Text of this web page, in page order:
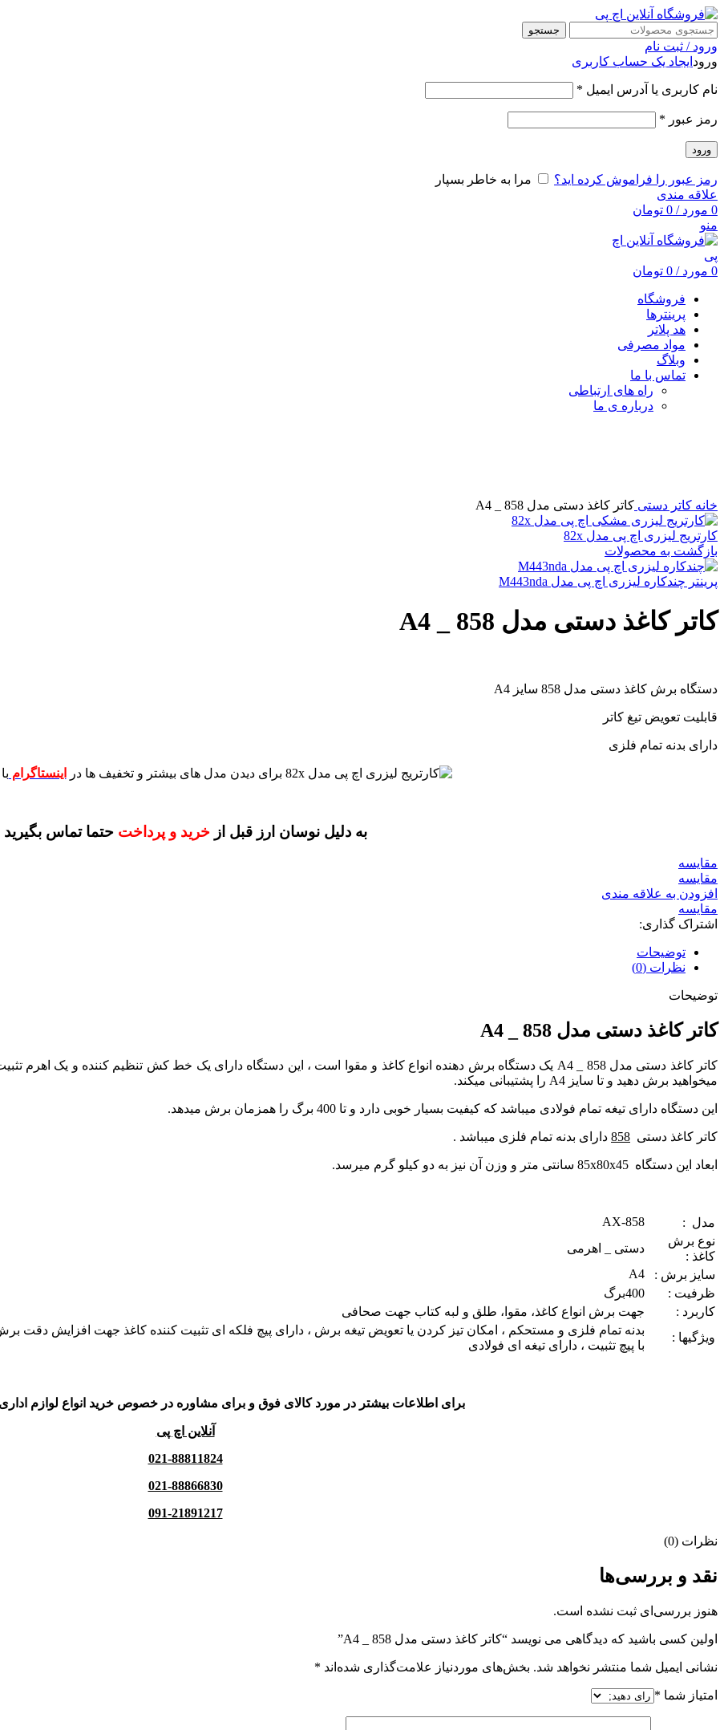
جستجو
ورود / ثبت نام
ورود ایجاد یک حساب کاربری
نام کاربری یا آدرس ایمیل *
رمز عبور *
ورود
رمز عبور را فراموش کرده اید؟
مرا به خاطر بسپار
علاقه مندی
0 مورد /
0 تومان
منو
0 مورد /
0 تومان
فروشگاه
پرینترها
هد پلاتر
مواد مصرفی
وبلاگ
تماس با ما
راه های ارتباطی
درباره ی ما
خانه کاتر دستی کاتر کاغذ دستی مدل 858 _ A4
کارتریج لیزری اچ پی مدل 82x
بازگشت به محصولات
پرینتر چندکاره لیزری اچ پی مدل M443nda
کاتر کاغذ دستی مدل 858 _ A4
دستگاه برش کاغذ دستی مدل 858 سایز A4
قابلیت تعویض تیغ کاتر
دارای بدنه تمام فلزی
برای دیدن مدل های بیشتر و تخفیف ها در اینستاگرام
به دلیل نوسان ارز قبل از خرید و پرداختحتما تماس بگیرید
مقايسه
مقایسه
افزودن به علاقه مندی
مقایسه
اشتراک گذاری:
توضیحات
نظرات (0)
توضیحات
کاترکاغذ دستی مدل 858 _ A4
کاتر کاغذ دستی مدل 858 _ A4
یک دستگاه برش دهنده انواع کاغذ و مقوا است ، این دستگاه دارای یک خط کش تنظیم کننده و یک اهرم تثبیت
میخواهید برش دهید و تا سایز A4 را پشتیبانی میکند.
این دستگاه دارای تیغه تمام فولادی میباشد که کیفیت بسیار خوبی دارد و تا 400 برگ را همزمان برش میدهد.
کاتر کاغذ دستی 858 دارای بدنه تمام فلزی میباشد .
ابعاد این دستگاه 85x80x45 سانتی متر و وزن آن نیز به دو کیلو گرم میرسد.
مدل :
AX-858
نوع برش
کاغذ :
دستی _ اهرمی
سایز برش :
A4
ظرفیت :
400برگ
کاربرد :
جهت برش انواع کاغذ، مقوا، طلق و لبه کتاب جهت صحافی
ویژگیها :
بدنه تمام فلزی و مستحکم ، امکان تیز کردن یا تعویض تیغه برش ، دارای پیچ فلکه ای تثبیت کننده کاغذ جهت افزایش
با پیچ تثبیت ، دارای تیغه ای فولادی
برای اطلاعات بیشتر در مورد کالای فوق و برای مشاوره در خصوص خرید انواع لوازم اداری
آنلاین اچ پی
021-88811824
021-88866830
091-21891217
نظرات (0)
نقد و بررسی‌ها
هنوز بررسی‌ای ثبت نشده است.
اولین کسی باشید که دیدگاهی می نویسد “کاتر کاغذ دستی مدل 858 _ A4”
نشانی ایمیل شما منتشر نخواهد شد. بخش‌های موردنیاز علامت‌گذاری شده‌اند *
امتیاز شما *